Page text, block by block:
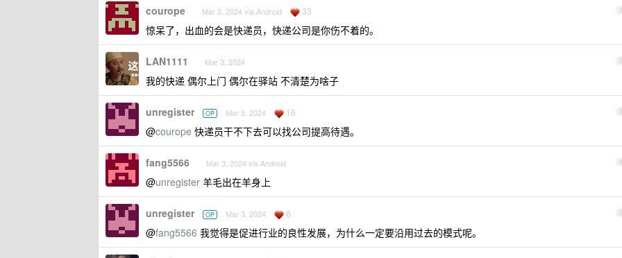
1
courope Mar 3, 2024 via Android 33
惊呆了，出血的会是快递员，快递公司是你伤不着的。
2
LAN1111 Mar 3, 2024
我的快递 偶尔上门 偶尔在驿站 不清楚为啥子
3
unregister OP Mar 3, 2024 16
@courope 快递员干不下去可以找公司提高待遇。
4
fang5566 Mar 3, 2024 via Android
@unregister 羊毛出在羊身上
5
unregister OP Mar 3, 2024 6
@fang5566 我觉得是促进行业的良性发展，为什么一定要沿用过去的模式呢。